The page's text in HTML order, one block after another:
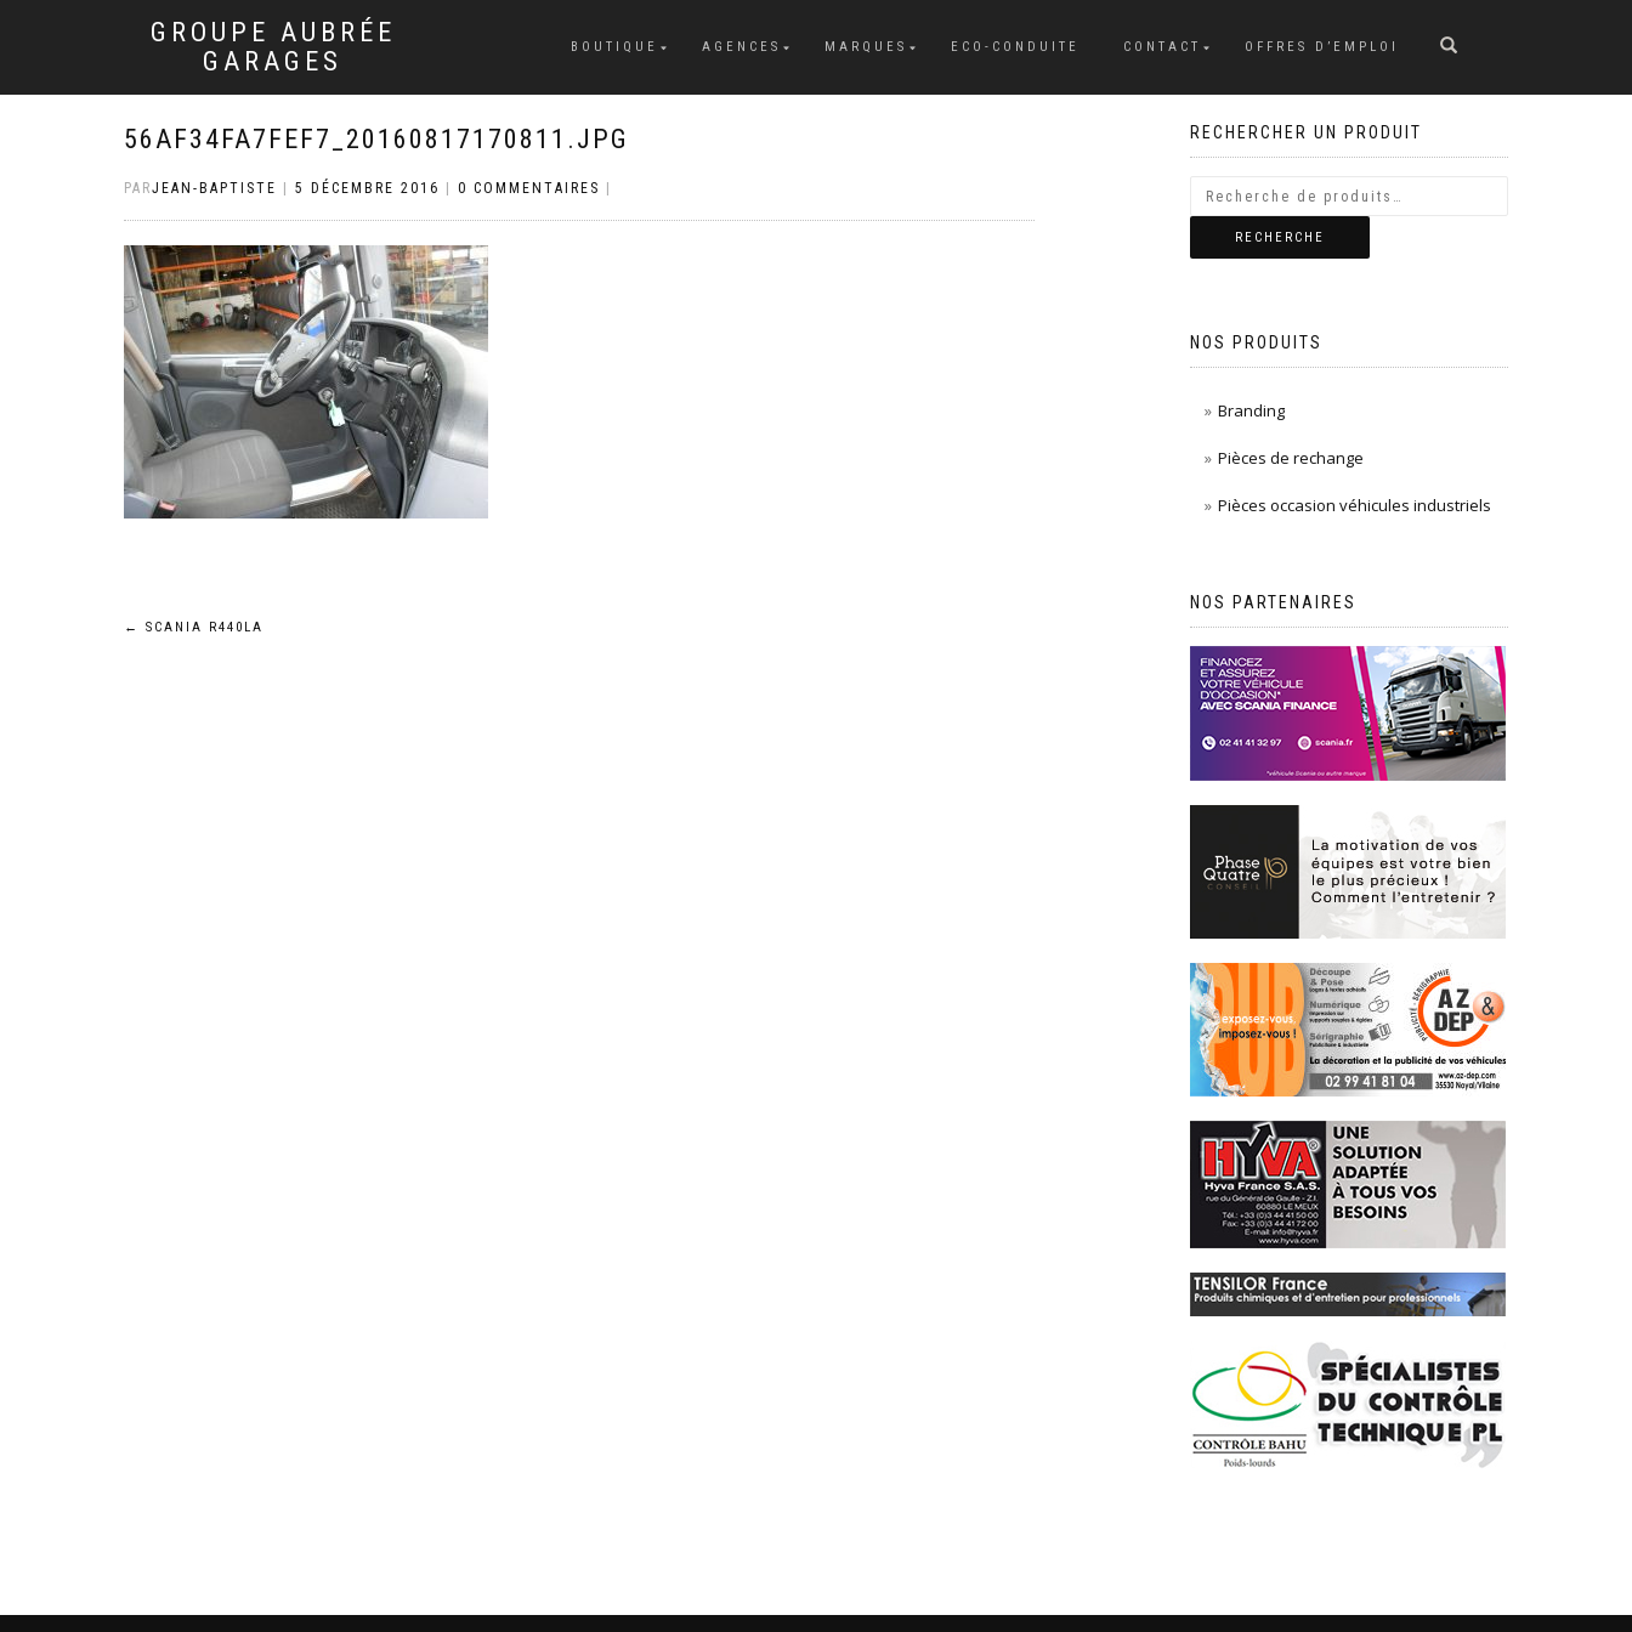
GROUPE AUBRÉE
GARAGES
BOUTIQUE AGENCES MARQUES ECO-CONDUITE CONTACT OFFRES D’EMPLOI
56AF34FA7FEF7_20160817170811.JPG
PARJEAN-BAPTISTE 5 DÉCEMBRE 2016 0 COMMENTAIRES
Navigation
← SCANIA R440LA
RECHERCHER UN PRODUIT
RECHERCHE
NOS PRODUITS
Branding
Pièces de rechange
Pièces occasion véhicules industriels
NOS PARTENAIRES